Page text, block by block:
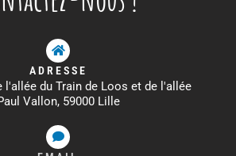
ADRESSE
l'allée du Train de Loos et de l'allée
Vallon, 59000 Lille